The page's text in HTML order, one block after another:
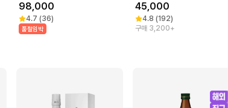
98,000
4.7 (36)
품절임박
45,000
4.8 (192)
구매 3,200+